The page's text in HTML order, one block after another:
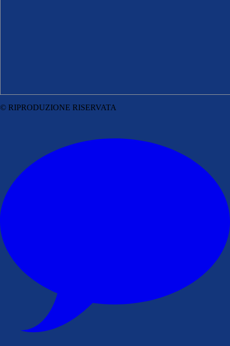
© RIPRODUZIONE RISERVATA